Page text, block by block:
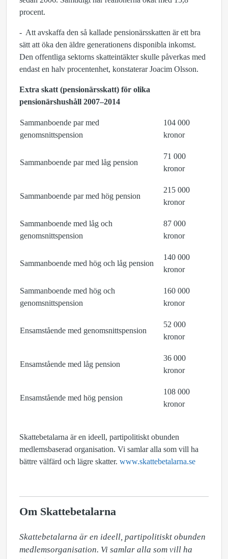
procent.
- Att avskaffa den så kallade pensionärsskatten är ett bra
sätt att öka den äldre generationens disponibla inkomst.
Den offentliga sektorns skatteintäkter skulle påverkas med
endast en halv procentenhet, konstaterar Joacim Olsson.
Extra skatt (pensionärsskatt) för olika
pensionärshushåll 2007–2014
Sammanboende par med
genomsnittspension
104 000
kronor
Sammanboende par med låg pension
71 000
kronor
Sammanboende par med hög pension
215 000
kronor
Sammanboende med låg och
genomsnittspension
87 000
kronor
Sammanboende med hög och låg pension
140 000
kronor
Sammanboende med hög och
genomsnittspension
160 000
kronor
Ensamstående med genomsnittspension
52 000
kronor
Ensamstående med låg pension
36 000
kronor
Ensamstående med hög pension
108 000
kronor
Skattebetalarna är en ideell, partipolitiskt obunden
medlemsbaserad organisation. Vi samlar alla som vill ha
bättre välfärd och lägre skatter. www.skattebetalarna.se
Om Skattebetalarna
Skattebetalarna är en ideell, partipolitiskt obunden
medlemsorganisation. Vi samlar alla som vill ha